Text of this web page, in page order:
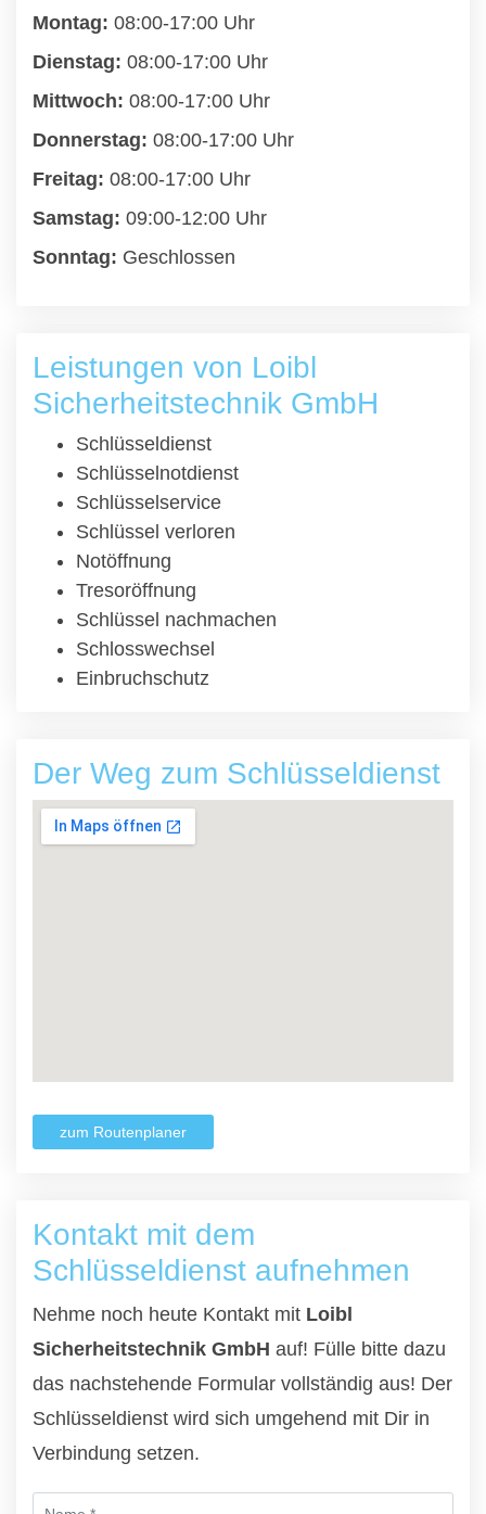
Montag: 08:00-17:00 Uhr
Dienstag: 08:00-17:00 Uhr
Mittwoch: 08:00-17:00 Uhr
Donnerstag: 08:00-17:00 Uhr
Freitag: 08:00-17:00 Uhr
Samstag: 09:00-12:00 Uhr
Sonntag: Geschlossen
Leistungen von Loibl
Sicherheitstechnik GmbH
Schlüsseldienst
Schlüsselnotdienst
Schlüsselservice
Schlüssel verloren
Notöffnung
Tresoröffnung
Schlüssel nachmachen
Schlosswechsel
Einbruchschutz
Der Weg zum Schlüsseldienst
zum Routenplaner
Kontakt mit dem
Schlüsseldienst aufnehmen
Nehme noch heute Kontakt mit Loibl
Sicherheitstechnik GmbH auf! Fülle bitte dazu
das nachstehende Formular vollständig aus! Der
Schlüsseldienst wird sich umgehend mit Dir in
Verbindung setzen.